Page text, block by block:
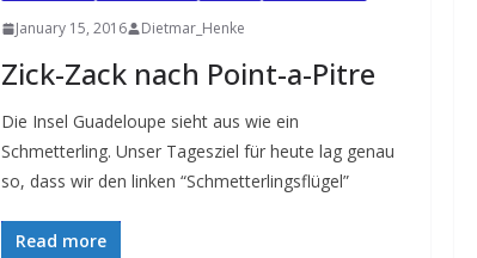
January 15, 2016 Dietmar_Henke
Zick-Zack nach Point-a-Pitre
Die Insel Guadeloupe sieht aus wie ein
Schmetterling. Unser Tagesziel für heute lag genau
so, dass wir den linken “Schmetterlingsflügel”
Read more